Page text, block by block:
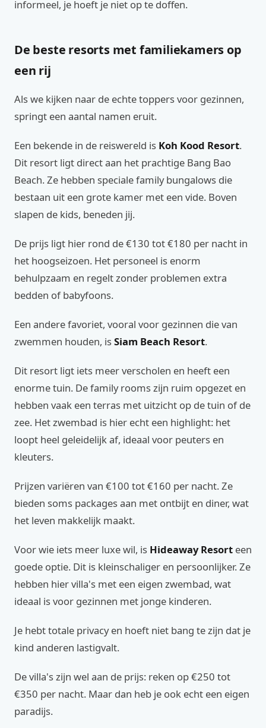
informeel, je hoeft je niet op te doffen.
De beste resorts met familiekamers op
een rij
Als we kijken naar de echte toppers voor gezinnen,
springt een aantal namen eruit.
Een bekende in de reiswereld is Koh Kood Resort.
Dit resort ligt direct aan het prachtige Bang Bao
Beach. Ze hebben speciale family bungalows die
bestaan uit een grote kamer met een vide. Boven
slapen de kids, beneden jij.
De prijs ligt hier rond de €130 tot €180 per nacht in
het hoogseizoen. Het personeel is enorm
behulpzaam en regelt zonder problemen extra
bedden of babyfoons.
Een andere favoriet, vooral voor gezinnen die van
zwemmen houden, isSiam Beach Resort.
Dit resort ligt iets meer verscholen en heeft een
enorme tuin. De family rooms zijn ruim opgezet en
hebben vaak een terras met uitzicht op de tuin of de
zee. Het zwembad is hier echt een highlight: het
loopt heel geleidelijk af, ideaal voor peuters en
kleuters.
Prijzen variëren van €100 tot €160 per nacht. Ze
bieden soms packages aan met ontbijt en diner, wat
het leven makkelijk maakt.
Voor wie iets meer luxe wil, is Hideaway Resort een
goede optie. Dit is kleinschaliger en persoonlijker. Ze
hebben hier villa's met een eigen zwembad, wat
ideaal is voor gezinnen met jonge kinderen.
Je hebt totale privacy en hoeft niet bang te zijn dat je
kind anderen lastigvalt.
De villa's zijn wel aan de prijs: reken op €250 tot
€350 per nacht. Maar dan heb je ook echt een eigen
paradijs.